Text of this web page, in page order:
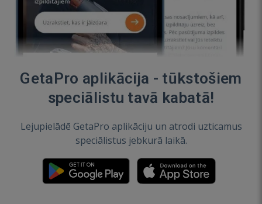
GetaPro aplikācija - tūkstošiem
speciālistu tavā kabatā!
Lejupielādē GetaPro aplikāciju un atrodi uzticamus
speciālistus jebkurā laikā.